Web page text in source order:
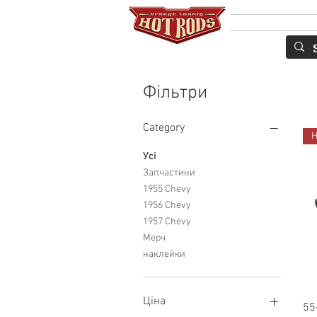
Фільтри
Category
Усі
Запчастини
1955 Chevy
1956 Chevy
1957 Chevy
Мерч
наклейки
Ціна